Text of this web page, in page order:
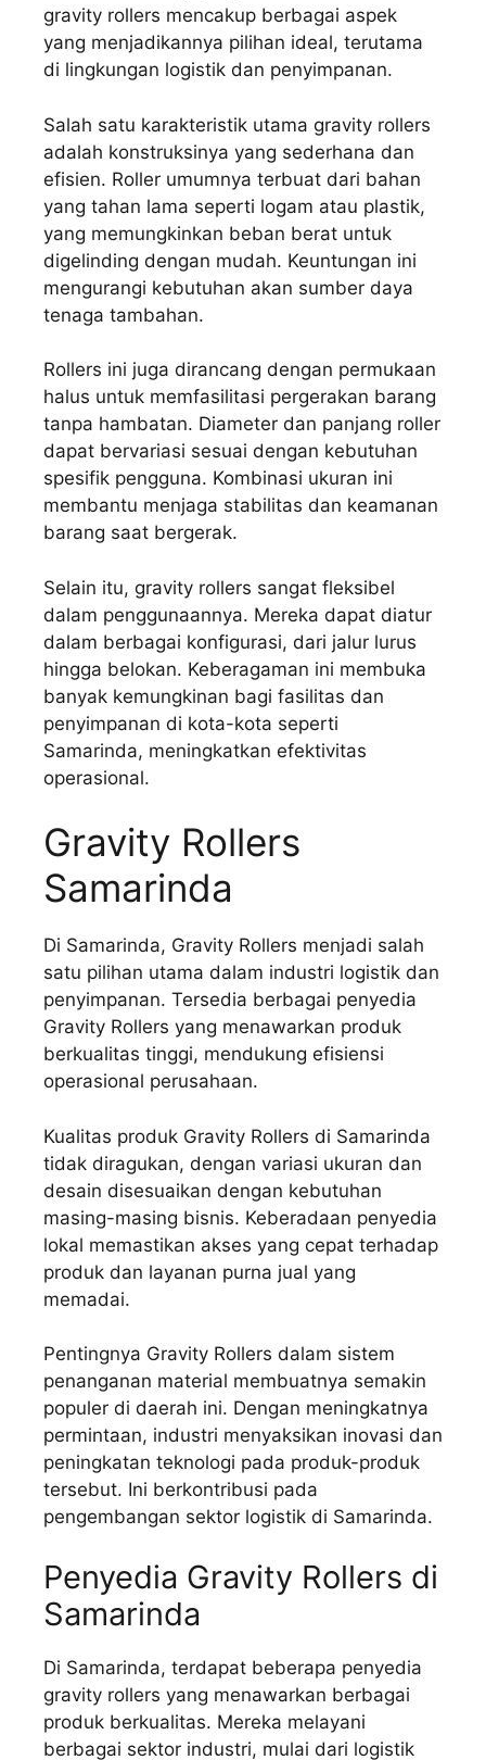
gravity rollers mencakup berbagai aspek
yang menjadikannya pilihan ideal, terutama
di lingkungan logistik dan penyimpanan.
Salah satu karakteristik utama gravity rollers
adalah konstruksinya yang sederhana dan
efisien. Roller umumnya terbuat dari bahan
yang tahan lama seperti logam atau plastik,
yang memungkinkan beban berat untuk
digelinding dengan mudah. Keuntungan ini
mengurangi kebutuhan akan sumber daya
tenaga tambahan.
Rollers ini juga dirancang dengan permukaan
halus untuk memfasilitasi pergerakan barang
tanpa hambatan. Diameter dan panjang roller
dapat bervariasi sesuai dengan kebutuhan
spesifik pengguna. Kombinasi ukuran ini
membantu menjaga stabilitas dan keamanan
barang saat bergerak.
Selain itu, gravity rollers sangat fleksibel
dalam penggunaannya. Mereka dapat diatur
dalam berbagai konfigurasi, dari jalur lurus
hingga belokan. Keberagaman ini membuka
banyak kemungkinan bagi fasilitas dan
penyimpanan di kota-kota seperti
Samarinda, meningkatkan efektivitas
operasional.
Gravity Rollers
Samarinda
Di Samarinda, Gravity Rollers menjadi salah
satu pilihan utama dalam industri logistik dan
penyimpanan. Tersedia berbagai penyedia
Gravity Rollers yang menawarkan produk
berkualitas tinggi, mendukung efisiensi
operasional perusahaan.
Kualitas produk Gravity Rollers di Samarinda
tidak diragukan, dengan variasi ukuran dan
desain disesuaikan dengan kebutuhan
masing-masing bisnis. Keberadaan penyedia
lokal memastikan akses yang cepat terhadap
produk dan layanan purna jual yang
memadai.
Pentingnya Gravity Rollers dalam sistem
penanganan material membuatnya semakin
populer di daerah ini. Dengan meningkatnya
permintaan, industri menyaksikan inovasi dan
peningkatan teknologi pada produk-produk
tersebut. Ini berkontribusi pada
pengembangan sektor logistik di Samarinda.
Penyedia Gravity Rollers di
Samarinda
Di Samarinda, terdapat beberapa penyedia
gravity rollers yang menawarkan berbagai
produk berkualitas. Mereka melayani
berbagai sektor industri, mulai dari logistik